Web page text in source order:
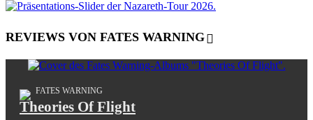
REVIEWS VON FATES WARNING
FATES WARNING
Theories Of Flight